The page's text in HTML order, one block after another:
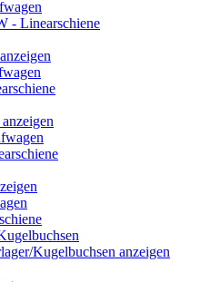
- Linearschiene
Kugelbuchsen anzeigen